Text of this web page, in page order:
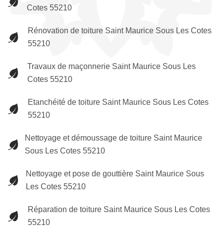
Cotes 55210
Rénovation de toiture Saint Maurice Sous Les Cotes
55210
Travaux de maçonnerie Saint Maurice Sous Les
Cotes 55210
Etanchéité de toiture Saint Maurice Sous Les Cotes
55210
Nettoyage et démoussage de toiture Saint Maurice
Sous Les Cotes 55210
Nettoyage et pose de gouttière Saint Maurice Sous
Les Cotes 55210
Réparation de toiture Saint Maurice Sous Les Cotes
55210